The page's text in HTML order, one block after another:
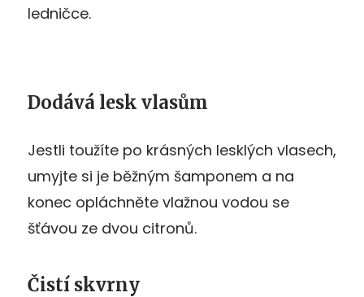
ledničce.
Dodává lesk vlasům
Jestli toužíte po krásných lesklých vlasech,
umyjte si je běžným šamponem a na
konec opláchněte vlažnou vodou se
šťávou ze dvou citronů.
Čistí skvrny